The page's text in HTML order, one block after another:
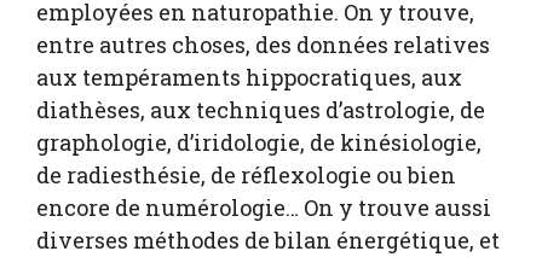
employées en naturopathie. On y trouve,
entre autres choses, des données relatives
aux tempéraments hippocratiques, aux
diathèses, aux techniques d’astrologie, de
graphologie, d’iridologie, de kinésiologie,
de radiesthésie, de réflexologie ou bien
encore de numérologie… On y trouve aussi
diverses méthodes de bilan énergétique, et